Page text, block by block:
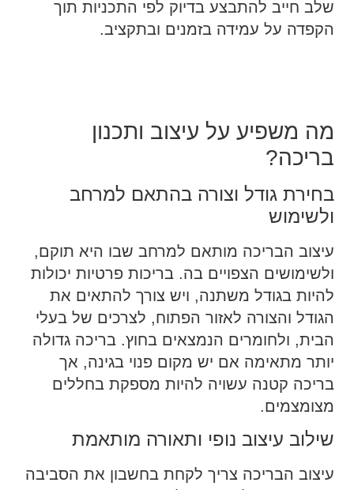
שלב חייב להתבצע בדיוק לפי התכניות תוך
הקפדה על עמידה בזמנים ובתקציב.
מה משפיע על עיצוב ותכנון
בריכה?
בחירת גודל וצורה בהתאם למרחב
ולשימוש
עיצוב הבריכה מותאם למרחב שבו היא תוקם,
ולשימושים הצפויים בה. בריכות פרטיות יכולות
להיות בגודל משתנה, ויש צורך להתאים את
הגודל והצורה לאזור הפתוח, לצרכים של בעלי
הבית, ולחומרים הנמצאים בחוץ. בריכה גדולה
יותר מתאימה אם יש מקום פנוי בגינה, אך
בריכה קטנה עשויה להיות מספקת בחללים
מצומצמים.
שילוב עיצוב נופי ותאורה מותאמת
עיצוב הבריכה צריך לקחת בחשבון את הסביבה